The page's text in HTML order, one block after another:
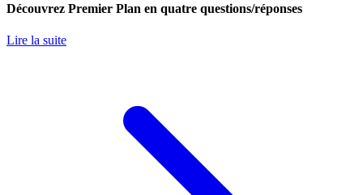
Découvrez Premier Plan en quatre questions/réponses
Lire la suite